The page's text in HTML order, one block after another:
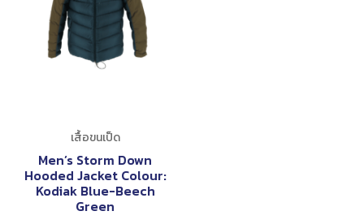
เสื้อขนเป็ด
Men’s Storm Down
Hooded Jacket Colour:
Kodiak Blue-Beech
Green